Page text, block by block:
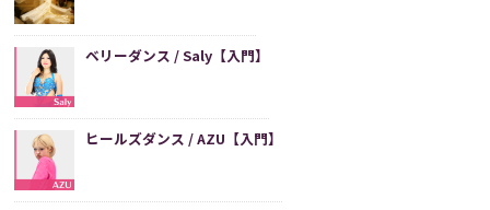
ベリーダンス / Saly【入門】
ヒールズダンス / AZU【入門】